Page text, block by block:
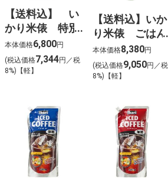
【送料込】 い
かり米俵 特別
栽培米 庄内コ
シヒカリ 5kg
本体価格6,800円
(税込価格7,344円／税
8%)【軽】
【送料込】いか
り米俵 ごはん
パック 庄内産
コシヒカリ ３
Ｐ×12
本体価格8,380円
(税込価格9,050円／税
8%)【軽】